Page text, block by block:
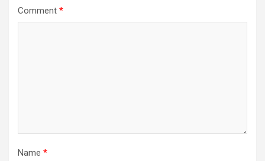
Comment *
Name *